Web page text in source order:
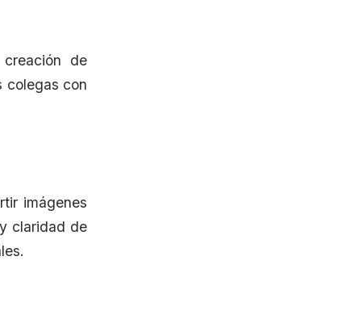
de
colegas con
imágenes
claridad de